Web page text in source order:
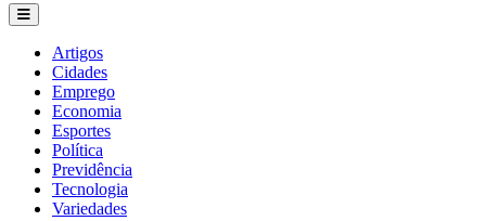
Artigos
Cidades
Emprego
Economia
Esportes
Política
Previdência
Tecnologia
Variedades